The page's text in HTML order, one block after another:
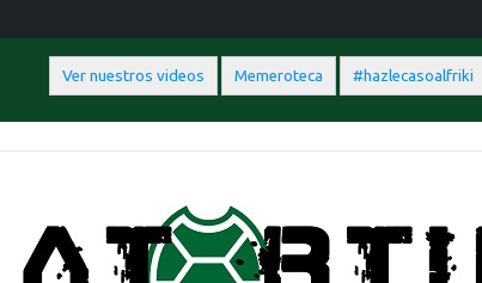
Ver nuestros videos Memeroteca #hazlecasoalfriki